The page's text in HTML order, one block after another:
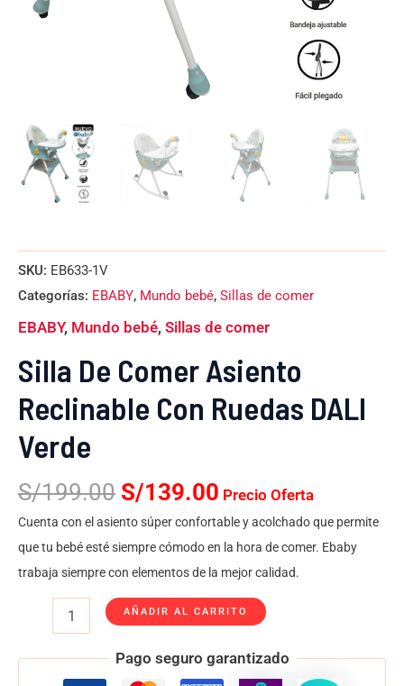
SKU: EB633-1V
Categorías: EBABY, Mundo bebé, Sillas de comer
EBABY, Mundo bebé, Sillas de comer
Silla De Comer Asiento
Reclinable Con Ruedas DALI
Verde
S/199.00 S/139.00 Precio Oferta
Cuenta con el asiento súper confortable y acolchado que permite
que tu bebé esté siempre cómodo en la hora de comer. Ebaby
trabaja siempre con elementos de la mejor calidad.
AÑADIR AL CARRITO
Pago seguro garantizado